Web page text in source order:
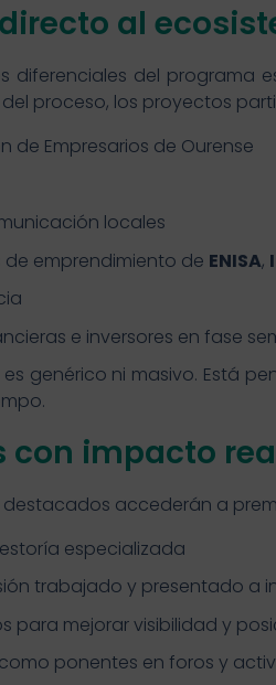
al
diferenciales del programa
del proceso, los proyectos
de Empresarios de Ourense
locales
de emprendimiento de ENISA,
e inversores en fase
es genérico ni masivo. Está
con impacto
accederán a
especializada
trabajado y presentado a
para mejorar visibilidad y
ponentes en foros y